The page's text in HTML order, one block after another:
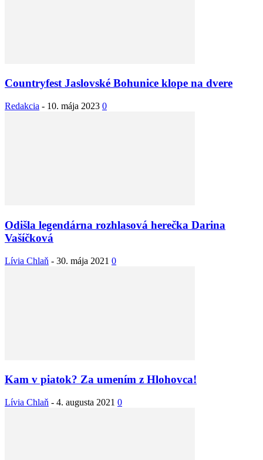
Countryfest Jaslovské Bohunice klope na dvere
Redakcia - 10. mája 2023 0
Odišla legendárna rozhlasová herečka Darina
Vašíčková
Lívia Chlaň - 30. mája 2021 0
Kam v piatok? Za umením z Hlohovca!
Lívia Chlaň - 4. augusta 2021 0